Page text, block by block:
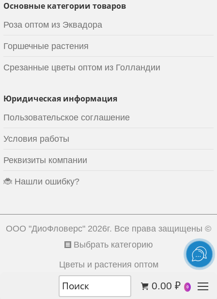
0.00 ₽ 0
Основные категории товаров
Роза оптом из Эквадора
Горшечные растения
Срезанные цветы оптом из Голландии
Юридическая информация
Пользовательское соглашение
Условия работы
Реквизиты компании
🐞 Нашли ошибку?
ООО "ДиоФловерс" 2026г. Все права защищены ©
Выбрать категорию
Цветы и растения оптом